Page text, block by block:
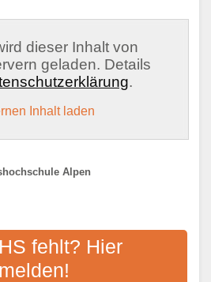
dieser Inhalt von
geladen. Details
.
Inhalt laden
Alpen
RHEINBERG-
XANTEN
fehlt? Hier
melden!